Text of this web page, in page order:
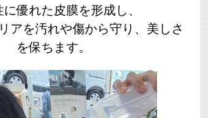
に優れた皮膜を形成し、
アを汚れや傷から守り、美しさ
を保ちます。